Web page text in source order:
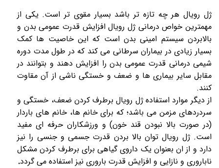
ژل رویالهر چه تازه تر باشد بسیار مقوی تر است. یکی از
مهمترین خواص درمانی ژل رویالافزایش قدرت عمومی بدن و
بالابردن سیستم امینی بدن است که این خاصیت ها کمک
بسیار زیادی در بیماران سرطانی می کند که در طول مدت دوره
شیمی درمانی قدرت عمومی بدن را افزایش دهند و بتوانند در
مقابل سایر بیماری ها و ضعف و خستگی ناشی از آن مقاوت
کنند.
از دیگر موارد استفادهژل رویالبرطرف کردن ضعف، خستگی و
سردردهای مزمن می باشد؛ که برای خانم ها، خانم های باردار
(در صورت بالا نبودن قند خون) و ورزشکاران حرفه ای مفید
است.ژل رویالتوان بالا بردن قدرت جسمی و جنسی را نیز
دارد و از ان بعنوان یک داروی گیاهی برای برطرف کردن مشکل
ناباروری و نازایی و افزایش قدرت باروری نیز استفاده می گردد.